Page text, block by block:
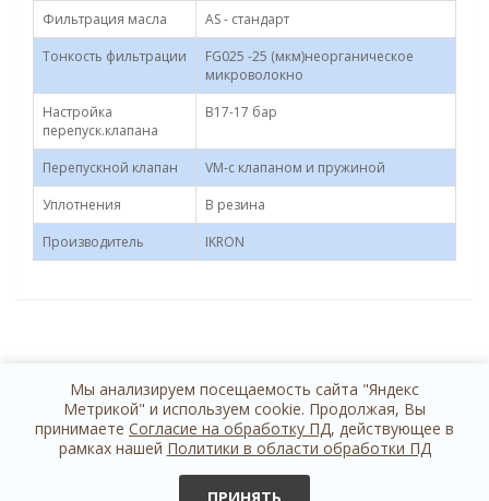
Фильтрация масла
AS - стандарт
Тонкость фильтрации
FG025 -25 (мкм)неорганическое
микроволокно
Настройка
перепуск.клапана
B17-17 бар
Перепускной клапан
VM-с клапаном и пружиной
Уплотнения
B резина
Производитель
IKRON
+7 812 614 44 24
Мы анализируем посещаемость сайта "Яндекс
Метрикой" и используем cookie. Продолжая, Вы
принимаете Согласие на обработку ПД, действующее в
рамках нашей Политики в области обработки ПД
ПРИНЯТЬ